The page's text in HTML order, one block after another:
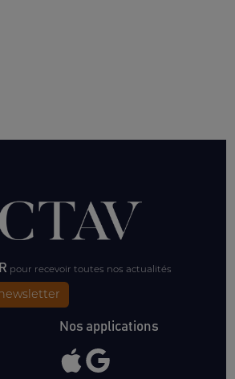
pour recevoir toutes nos actualités
Nos applications